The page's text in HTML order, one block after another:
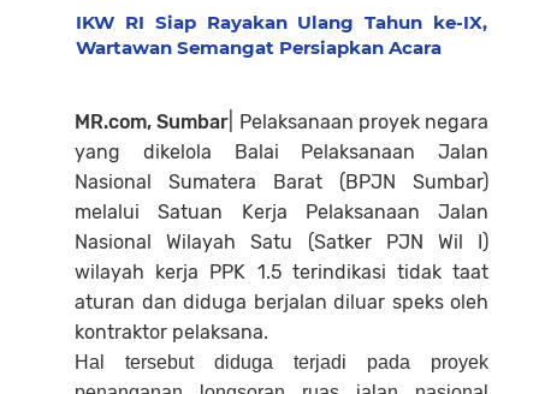
IKW RI Siap Rayakan Ulang Tahun ke-IX,
Wartawan Semangat Persiapkan Acara
MR.com, Sumbar | Pelaksanaan proyek negara
yang dikelola Balai Pelaksanaan Jalan
Nasional Sumatera Barat (BPJN Sumbar)
melalui Satuan Kerja Pelaksanaan Jalan
Nasional Wilayah Satu (Satker PJN Wil I)
wilayah kerja PPK 1.5 terindikasi tidak taat
aturan dan diduga berjalan diluar speks oleh
kontraktor pelaksana.
Hal tersebut diduga terjadi pada proyek